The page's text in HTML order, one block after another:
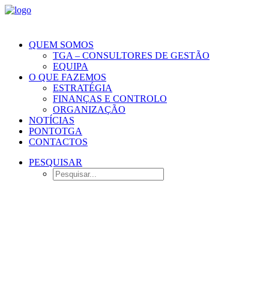
QUEM SOMOS
TGA – CONSULTORES DE GESTÃO
EQUIPA
O QUE FAZEMOS
ESTRATÉGIA
FINANÇAS E CONTROLO
ORGANIZAÇÃO
NOTÍCIAS
PONTOTGA
CONTACTOS
PESQUISAR